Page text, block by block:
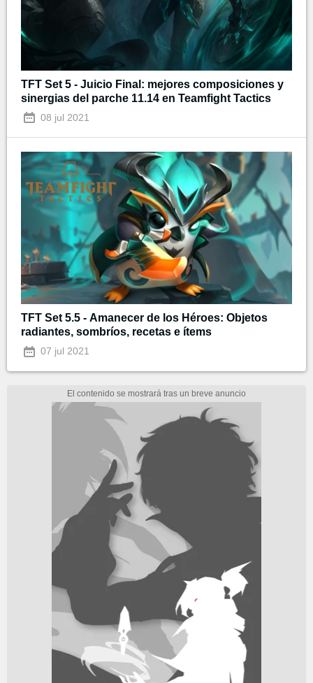
TFT Set 5 - Juicio Final: mejores composiciones y
sinergias del parche 11.14 en Teamfight Tactics
08 jul 2021
TFT Set 5.5 - Amanecer de los Héroes: Objetos
radiantes, sombríos, recetas e ítems
07 jul 2021